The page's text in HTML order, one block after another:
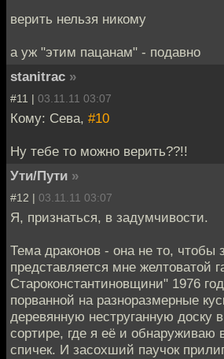
верить нельзя никому
а уж "этим пацанам" - подавно
stanitrac »
#11 | 03.11.11 03:07
Кому: Сева, #10
Ну тебе то можно верить??!!
Ути/Пути »
#12 | 03.11.11 03:07
Я, признаться, в задумчивости.
Тема драконов - она не то, чтобы
представляется мне желтоватой
Староконстантиновщини" 1976
порванной на разноразмерные
деревянную неструганную доску
сортире, где я её и обнаруживаю
спичек. И засохший паучок